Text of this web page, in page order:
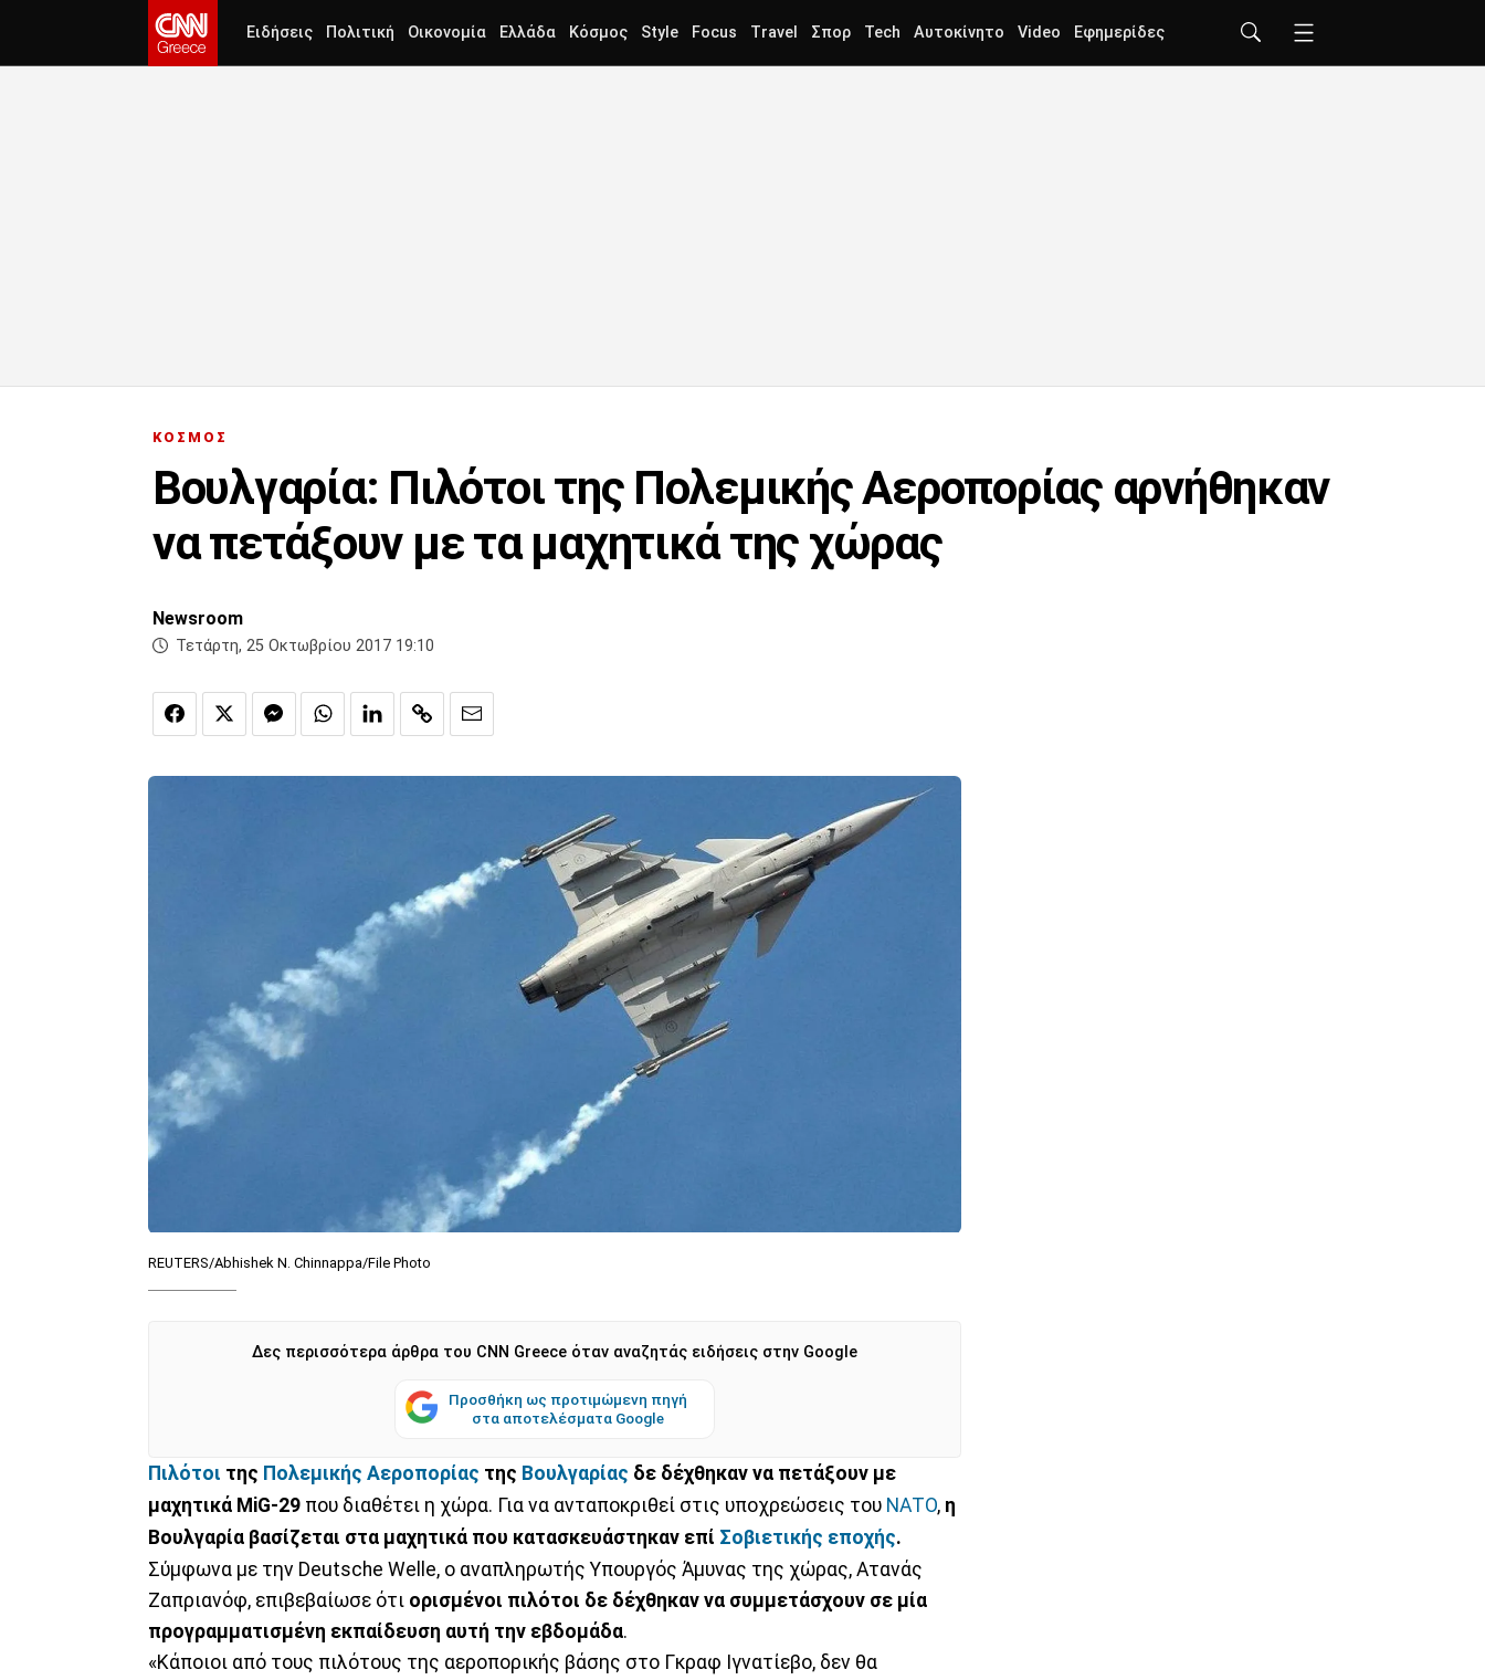
Ειδήσεις Πολιτική Οικονομία Ελλάδα Κόσμος Style Focus Travel Σπορ Tech Αυτοκίνητο Video Εφημερίδες
ΚΟΣΜΟΣ
Βουλγαρία: Πιλότοι της Πολεμικής Αεροπορίας αρνήθηκαν
να πετάξουν με τα μαχητικά της χώρας
Newsroom
Τετάρτη, 25 Οκτωβρίου 2017 19:10
REUTERS/Abhishek N. Chinnappa/File Photo
Δες περισσότερα άρθρα του CNN Greece όταν αναζητάς ειδήσεις στην Google
Προσθήκη ως προτιμώμενη πηγή
στα αποτελέσματα Google
Πιλότοι της Πολεμικής Αεροπορίας της Βουλγαρίας δε δέχθηκαν να πετάξουν με
μαχητικά MiG-29 που διαθέτει η χώρα. Για να ανταποκριθεί στις υποχρεώσεις του ΝΑΤΟ, η
Βουλγαρία βασίζεται στα μαχητικά που κατασκευάστηκαν επί Σοβιετικής εποχής.
Σύμφωνα με την Deutsche Welle, ο αναπληρωτής Υπουργός Άμυνας της χώρας, Ατανάς
Ζαπριανόφ, επιβεβαίωσε ότι ορισμένοι πιλότοι δε δέχθηκαν να συμμετάσχουν σε μία
προγραμματισμένη εκπαίδευση αυτή την εβδομάδα.
«Κάποιοι από τους πιλότους της αεροπορικής βάσης στο Γκραφ Ιγνατίεβο, δεν θα